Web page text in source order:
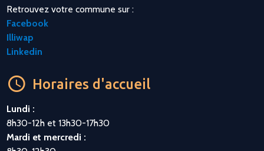
Retrouvez votre commune sur :
Facebook
Illiwap
Linkedin
Horaires d'accueil
Lundi :
8h30-12h et 13h30-17h30
Mardi et mercredi :